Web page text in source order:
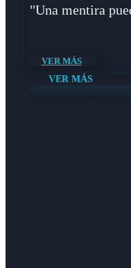
"Una mentira
VER MÁS
VER MÁS